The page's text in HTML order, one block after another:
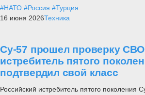
#НАТО #Россия #Турция
16 июня 2026Техника
Су-57 прошел проверку
истребитель пятого
подтвердил свой класс
Российский истребитель пятого поколения